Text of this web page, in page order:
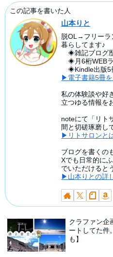
この記事を書いた人
山本りと
脱OL→フリーラ
暮らしてます♪
◈雑記ブログ
◈月6桁WEB
◈Kindle出版5
▶電子書籍5冊
私の体験談や好
立つゆる情報を
noteにて「リト
間と切磋琢磨し
▶リトサロンと
ブログを書くの
Xでも日常的に
でいただけると
▶山本りとの詳
クラファン企
ートしてた件
も】